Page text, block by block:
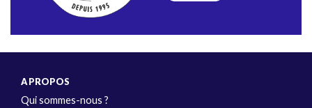
A PROPOS
Qui sommes-nous ?